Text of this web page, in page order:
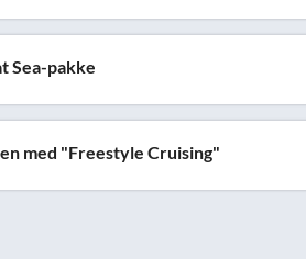
Sea-pakke
med "Freestyle Cruising"